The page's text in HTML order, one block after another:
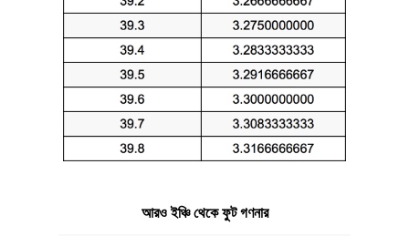
আরও ইঞ্চি থেকে ফুট গণনার